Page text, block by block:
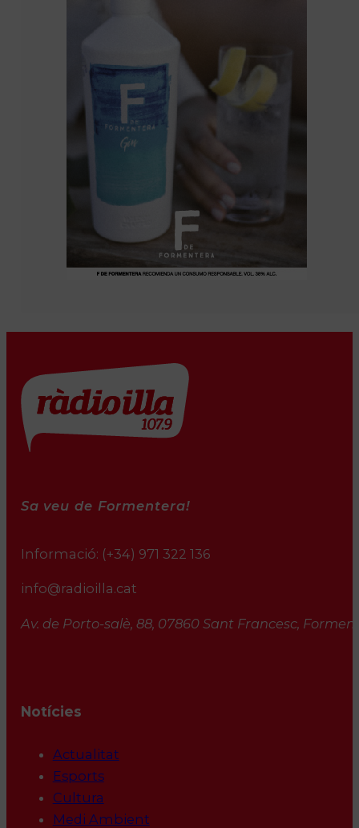
Sa veu de Formentera!
Informació: (+34) 971 322 136
info@radioilla.cat
Av. de Porto-salè, 88, 07860 Sant Francesc,
Notícies
Actualitat
Esports
Cultura
Medi Ambient